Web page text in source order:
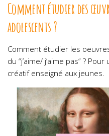
Comment étudier des
adolescents ?
Comment étudier les
du “j’aime/ j’aime pas” ?
créatif enseigné aux jeunes.